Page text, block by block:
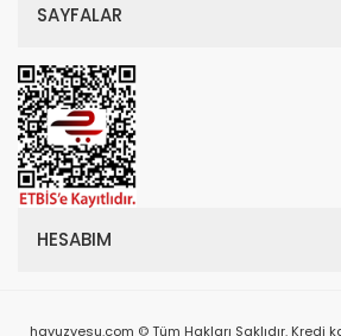
SAYFALAR
HESABIM
havuzvesu.com © Tüm Hakları Saklıdır. Kredi